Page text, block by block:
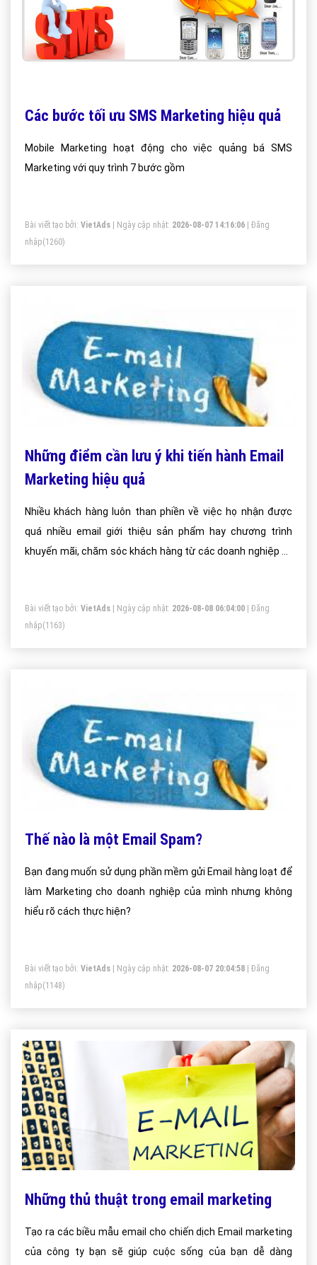
Các bước tối ưu SMS Marketing hiệu quả
Mobile Marketing hoạt động cho việc quảng bá SMS
Marketing với quy trình 7 bước gồm
Bài viết tạo bởi: VietAds | Ngày cập nhật: 2026-08-07 14:16:06
Đăng
nhập(1260)
Những điểm cần lưu ý khi tiến hành Email
Marketing hiệu quả
Nhiều khách hàng luôn than phiền về việc họ nhận được
quá nhiều email giới thiệu sản phẩm hay chương trình
khuyến mãi, chăm sóc khách hàng từ các doanh nghiệp và
Bài viết tạo bởi: VietAds | Ngày cập nhật: 2026-08-08 06:04:00
Đăng
nhập(1163)
Thế nào là một Email Spam?
Bạn đang muốn sử dụng phần mềm gửi Email hàng loạt để
làm Marketing cho doanh nghiệp của mình nhưng không
hiểu rõ cách thực hiện?
Bài viết tạo bởi: VietAds | Ngày cập nhật: 2026-08-07 20:04:58
Đăng
nhập(1148)
Những thủ thuật trong email marketing
Tạo ra các biều mẫu email cho chiến dịch Email marketing
của công ty bạn sẽ giúp cuộc sống của bạn dễ dàng